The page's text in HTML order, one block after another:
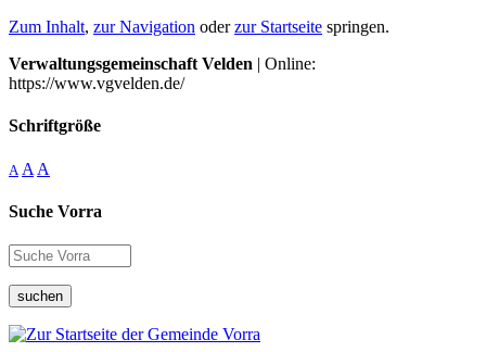
Zum Inhalt, zur Navigation oderzur Startseite springen.
Verwaltungsgemeinschaft Velden | Online:
https://www.vgvelden.de/
Schriftgröße
A A A
Suche Vorra
suchen